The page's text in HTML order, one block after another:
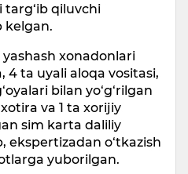
targ‘ib qiluvchi
kelgan.
xonadonlari
4 ta uyali aloqa vositasi,
bilan yo‘g‘rilgan
va 1 ta xorijiy
sim karta daliliy
ekspertizadan o‘tkazish
yuborilgan.